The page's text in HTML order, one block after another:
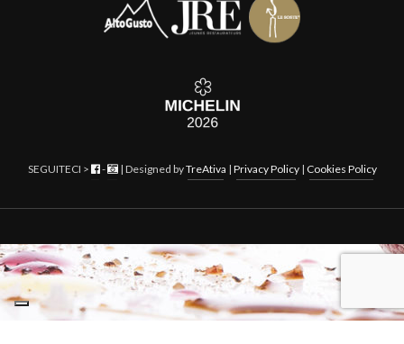
SEGUITECI > - | Designed byTreAtiva | Privacy Policy| Cookies Policy